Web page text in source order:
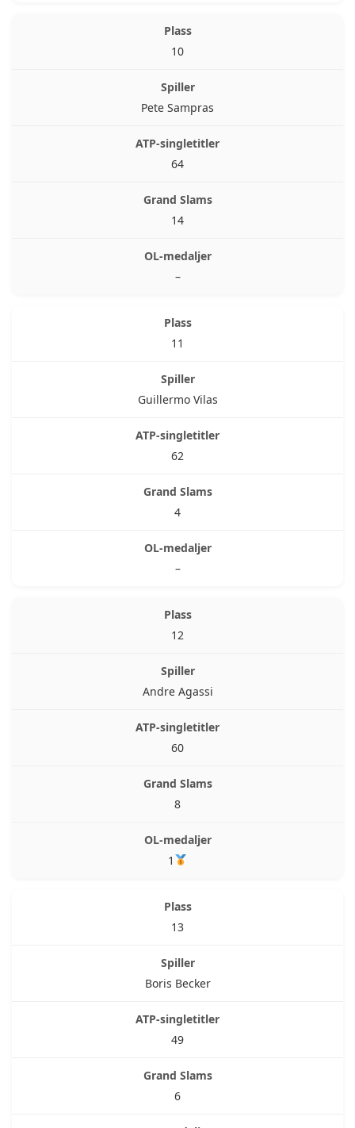
10
Pete Sampras
64
14
–
11
Guillermo Vilas
62
4
–
12
Andre Agassi
60
8
1
13
Boris Becker
49
6